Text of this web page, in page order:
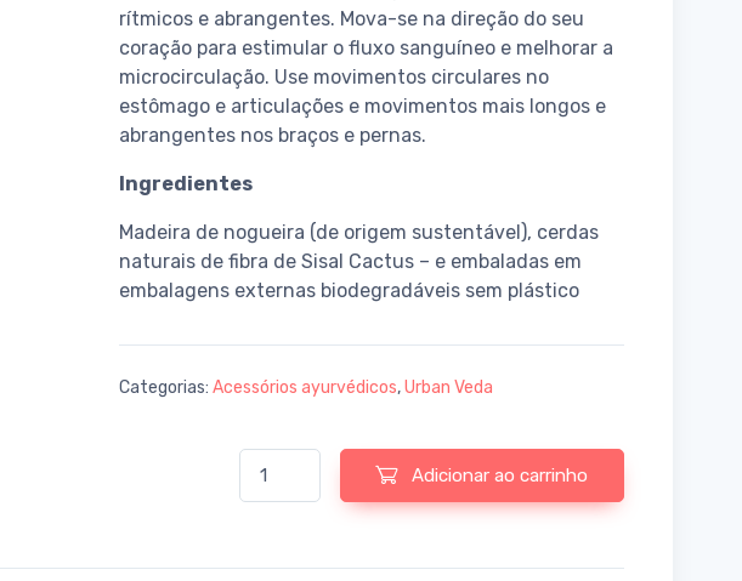
rítmicos e abrangentes. Mova-se na direção do seu
coração para estimular o fluxo sanguíneo e melhorar a
microcirculação. Use movimentos circulares no
estômago e articulações e movimentos mais longos e
abrangentes nos braços e pernas.
Ingredientes
Madeira de nogueira (de origem sustentável), cerdas
naturais de fibra de Sisal Cactus – e embaladas em
embalagens externas biodegradáveis ​​sem plástico
Categorias: Acessórios ayurvédicos,Urban Veda
Quantidade de Ayurvedic Dry Body Brush
Adicionar ao carrinho